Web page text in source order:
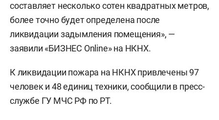
составляет несколько сотен квадратных метров,
более точно будет определена после
ликвидации задымления помещения», —
заявили «БИЗНЕС Online» на НКНХ.
К ликвидации пожара на НКНХ привлечены 97
человек и 48 единиц техники, сообщили в пресс-
службе ГУ МЧС РФ по РТ.